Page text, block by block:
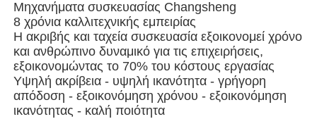
Μηχανή συσκευασίας πολλαπλών λωρίδων
Desiccant μηχανή Inserter
Μηχανήματα συσκευασίας Changsheng
8 χρόνια καλλιτεχνικής εμπειρίας
Η ακριβής και ταχεία συσκευασία εξοικονομεί χρόνο
και ανθρώπινο δυναμικό για τις επιχειρήσεις,
εξοικονομώντας το 70% του κόστους εργασίας
Υψηλή ακρίβεια - υψηλή ικανότητα - γρήγορη
απόδοση - εξοικονόμηση χρόνου - εξοικονόμηση
ικανότητας - καλή ποιότητα